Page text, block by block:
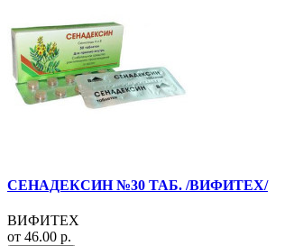
СЕНАДЕКСИН №30 ТАБ. /ВИФИТЕХ/
ВИФИТЕХ
от 46.00 р.